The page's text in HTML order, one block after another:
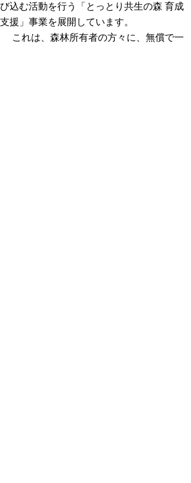
び込む活動を行う「とっとり共生の森 育成
支援」事業を展開しています。
これは、森林所有者の方々に、無償で一